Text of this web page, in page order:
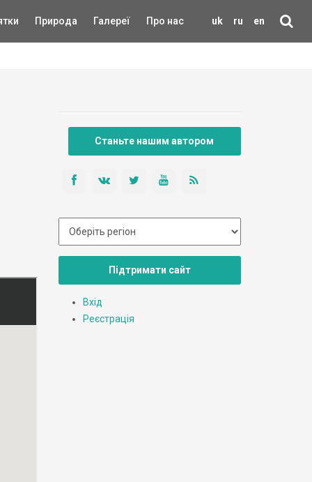
uk ru en
Природа Галереї Про нас
Станьте нашим автором
Підтримати сайт
Вхід
Реєстрація